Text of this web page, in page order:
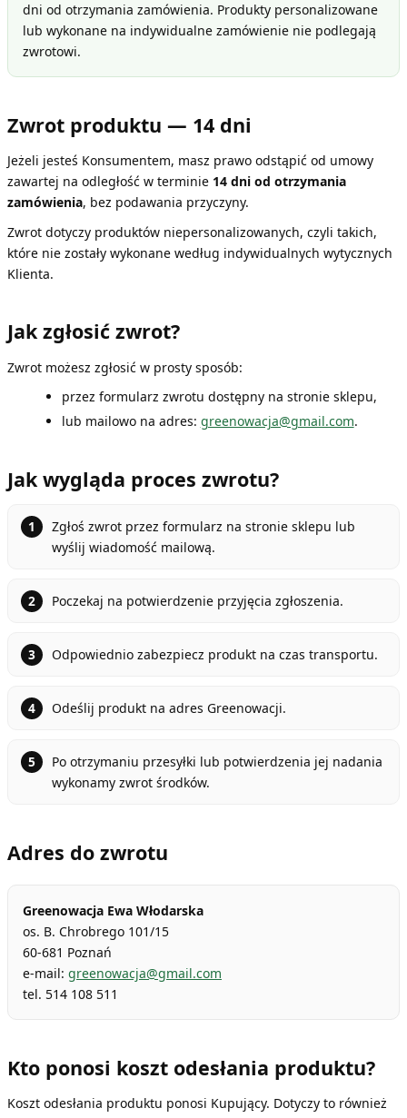
dni od otrzymania zamówienia. Produkty personalizowane
lub wykonane na indywidualne zamówienie nie podlegają
zwrotowi.
Zwrot produktu — 14 dni
Jeżeli jesteś Konsumentem, masz prawo odstąpić od umowy
zawartej na odległość w terminie 14 dni od otrzymania
zamówienia, bez podawania przyczyny.
Zwrot dotyczy produktów niepersonalizowanych, czyli takich,
które nie zostały wykonane według indywidualnych wytycznych
Klienta.
Jak zgłosić zwrot?
Zwrot możesz zgłosić w prosty sposób:
przez formularz zwrotu dostępny na stronie sklepu,
lub mailowo na adres: greenowacja@gmail.com.
Jak wygląda proces zwrotu?
Zgłoś zwrot przez formularz na stronie sklepu lub
wyślij wiadomość mailową.
Poczekaj na potwierdzenie przyjęcia zgłoszenia.
Odpowiednio zabezpiecz produkt na czas transportu.
Odeślij produkt na adres Greenowacji.
Po otrzymaniu przesyłki lub potwierdzenia jej nadania
wykonamy zwrot środków.
Adres do zwrotu
Greenowacja Ewa Włodarska
os. B. Chrobrego 101/15
60-681 Poznań
e-mail: greenowacja@gmail.com
tel. 514 108 511
Kto ponosi koszt odesłania produktu?
Koszt odesłania produktu ponosi Kupujący. Dotyczy to również